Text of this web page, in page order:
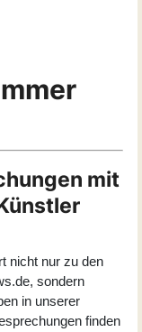
mit
nicht nur zu den
sondern
in unserer
finden